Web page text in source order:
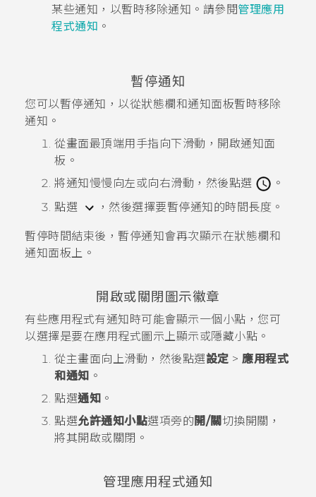
某些通知，以暫時移除通知。請參閱管理應用
程式通知 。
暫停通知
您可以暫停通知，以從狀態欄和通知面板暫時移除
通知。
從畫面最頂端用手指向下滑動，開啟通知面
板。
將通知慢慢向左或向右滑動，然後點選
。
點選
，然後選擇要暫停通知的時間長度。
暫停時間結束後，暫停通知會再次顯示在狀態欄和
通知面板上。
開啟或關閉圖示徽章
有些應用程式有通知時可能會顯示一個小點，您可
以選擇是要在應用程式圖示上顯示或隱藏小點。
從主畫面向上滑動，然後點選設定 > 應用程式
和通知 。
點選通知 。
點選允許通知小點選項旁的 開/關 切換開關，
將其開啟或關閉。
管理應用程式通知